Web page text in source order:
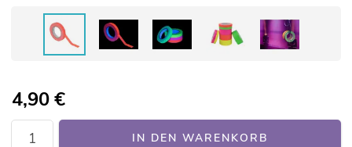
4,90€
IN DEN WARENKORB